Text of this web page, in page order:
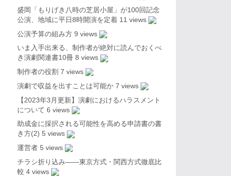
盛岡「もりげき八時の芝居小屋」が100回記念
公演、地域に平日8時開演を定着 11 views
公演予算の組み方 9 views
いま入手出来る、制作者が絶対に読んでおくべ
き演劇関連書10冊 8 views
制作者の役割 7 views
演劇で収益を出すことは可能か 7 views
【2023年3月更新】演劇におけるハラスメント
について 6 views
助成金に採択される可能性を高める申請書の書
き方(2) 5 views
運営者 5 views
チラシ折り込み――東京方式・関西方式徹底比
較 4 views